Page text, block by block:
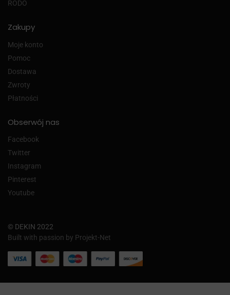
RODO
Zakupy
Moje konto
Pomoc
Dostawa
Zwroty
Płatności
Obserwój nas
Facebook
Twitter
Instagram
Pinterest
Youtube
© DEKIN 2022
Built with passion by Projekt-Net